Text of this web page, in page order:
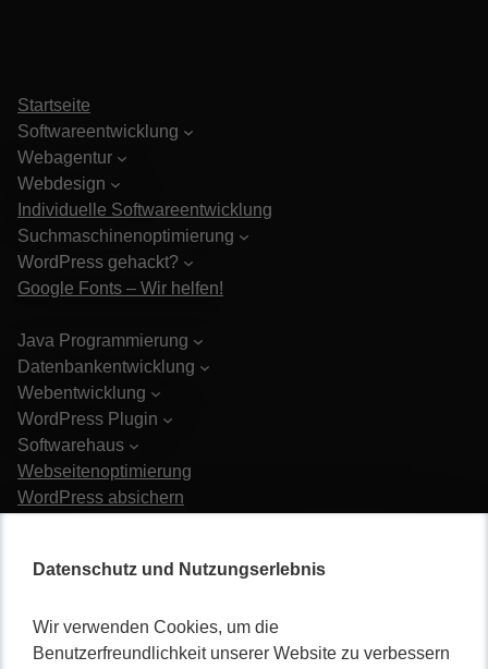
Datenschutz und Nutzungserlebnis
Wir verwenden Cookies, um die
Benutzerfreundlichkeit unserer Website zu verbessern
Startseite
Softwareentwicklung
Webagentur
Webdesign
Individuelle Softwareentwicklung
Suchmaschinenoptimierung
WordPress gehackt?
Google Fonts – Wir helfen!
Java Programmierung
Datenbankentwicklung
Webentwicklung
WordPress Plugin
Softwarehaus
Webseitenoptimierung
WordPress absichern